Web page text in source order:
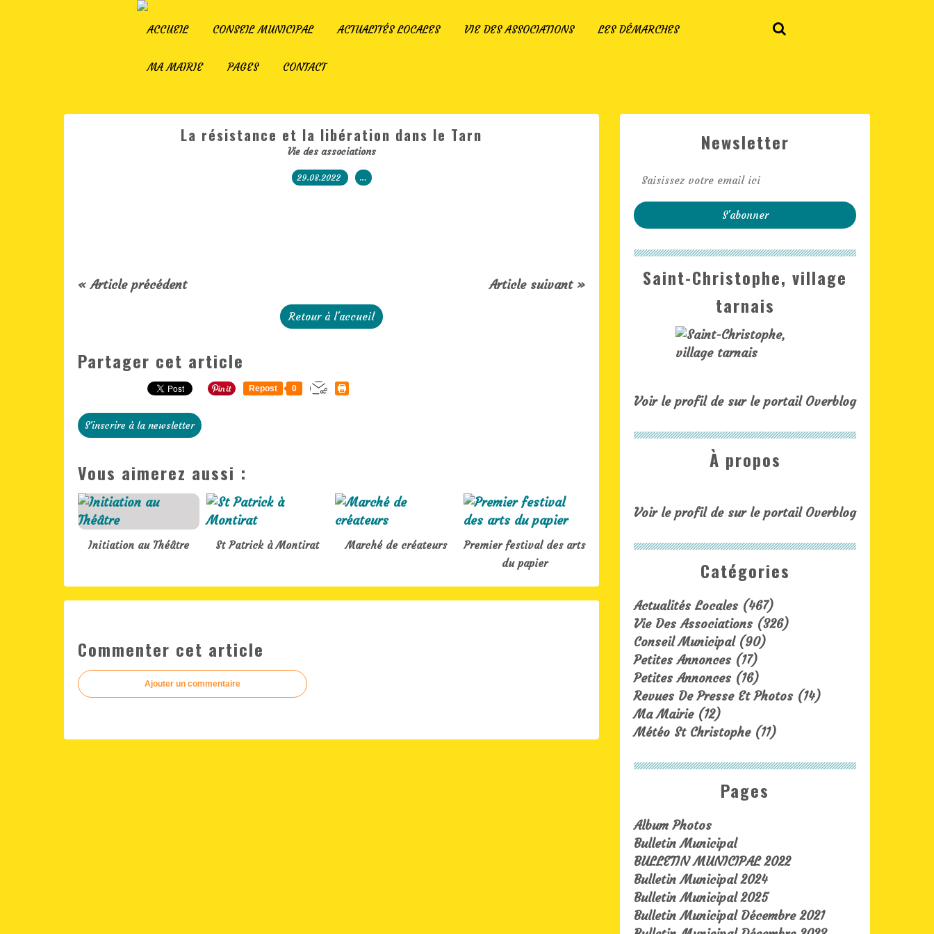
ACCUEIL CONSEIL MUNICIPAL ACTUALITÉS LOCALES VIE DES ASSOCIATIONS LES DÉMARCHES
MA MAIRIE PAGES CONTACT
La résistance et la libération dans le Tarn
Vie des associations
29.08.2022 …
« Article précédent Article suivant »
Retour à l'accueil
Partager cet article
Repost 0
S'inscrire à la newsletter
Vous aimerez aussi :
Initiation au Théâtre St Patrick à Montirat Marché de créateurs
Premier festival des arts
du papier
Commenter cet article
Ajouter un commentaire
Newsletter
Catégories
Actualités Locales(467)
Vie Des Associations(326)
Conseil Municipal(90)
Petites Annonces(17)
Petites Annonces(16)
Revues De Presse Et Photos(14)
Ma Mairie(12)
Météo St Christophe(11)
Pages
Album Photos
Bulletin Municipal
BULLETIN MUNICIPAL 2022
Bulletin Municipal 2024
Bulletin Municipal 2025
Bulletin Municipal Décembre 2021
Saint-Christophe, village
tarnais
Voir le profil de sur le portail Overblog
À propos
Voir le profil de sur le portail Overblog